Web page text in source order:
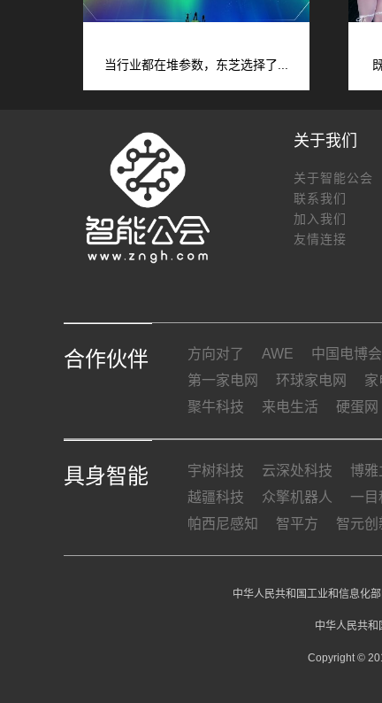
当行业都在堆参数，东芝选择了...
关于我们
关于智能公会
联系我们
加入我们
友情连接
合作伙伴 方向对了 AWE 中国电博
第一家电网
环球家电网 家
聚牛科技
来电生活 硬蛋网
具身智能 宇树科技 云深处科技 博雅
越疆科技
众擎机器人 一目
帕西尼感知
智平方 智元创
中华人民共和国工业和信息化部
中华人民共
Copyright ©